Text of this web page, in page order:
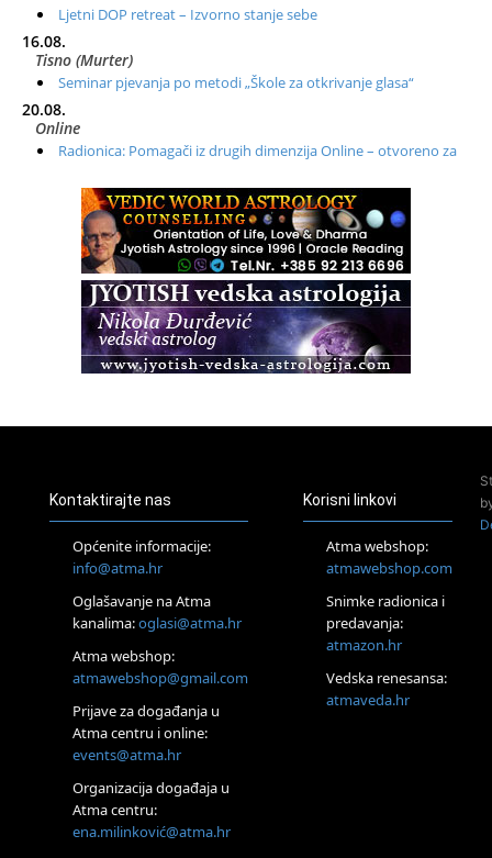
Ljetni DOP retreat – Izvorno stanje sebe
16.08.
Tisno (Murter)
Seminar pjevanja po metodi „Škole za otkrivanje glasa“
20.08.
Online
Radionica: Pomagači iz drugih dimenzija Online – otvoreno za
Zagreb+Online
Osnovni ThetaHealing® tečaj, Zagreb i Online
Zagreb
Osnovna radionica za izscjeljivanje pranom (Basic Pranic
Healing course)
Access BARS®, otpusti stres
Pjesma srca / Zagreb
Tečaj Višeg Vodstva, razvijanja intuicije i Akaša zapisa
Online
Upisi u program Profesionalni hipnoterapeut — nova
Online
Postanite Nositelj Vibracije Nove Zemlje
Visoko
Alemka Dauskardt – Jednodnevna radionica sistemskih
konstelacija
Zagreb
Kontaktirajte nas
Općenite informacije:
info@atma.hr
Oglašavanje na Atma
kanalima:oglasi@atma.hr
Atma webshop:
atmawebshop@gmail.com
Prijave za događanja u
Atma centru i online:
events@atma.hr
Organizacija događaja u
Atma centru:
ena.milinković@atma.hr
Korisni linkovi
Atma webshop:
atmawebshop.com
Snimke radionica i
predavanja:
atmazon.hr
Vedska renesansa:
atmaveda.hr